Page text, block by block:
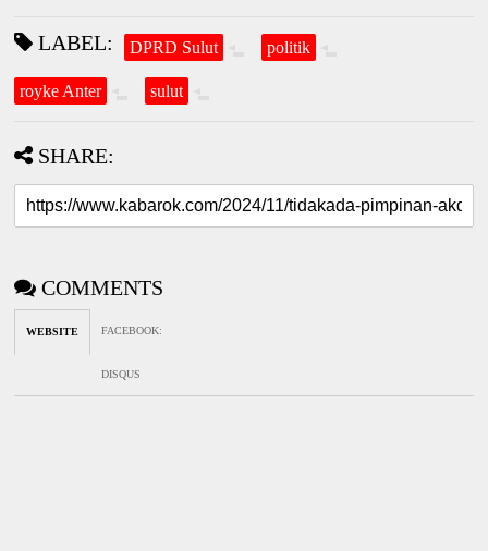
LABEL: DPRD Sulut politik
royke Anter sulut
SHARE:
COMMENTS
WEBSITE FACEBOOK:
DISQUS